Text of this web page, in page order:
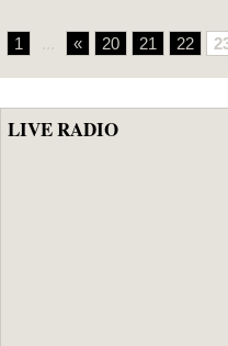
1 « 20 21 22
LIVE RADIO